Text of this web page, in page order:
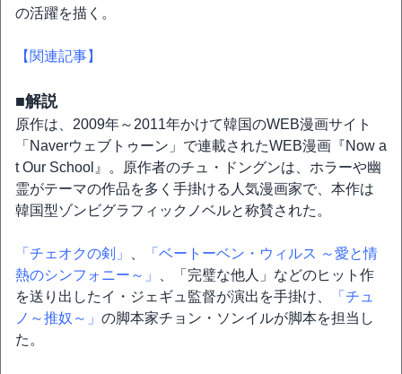
の活躍を描く。
【関連記事】
■解説
原作は、2009年～2011年かけて韓国のWEB漫画サイト
「Naverウェブトゥーン」で連載されたWEB漫画『Now a
t Our School』。原作者のチュ・ドングンは、ホラーや幽
霊がテーマの作品を多く手掛ける人気漫画家で、本作は
韓国型ゾンビグラフィックノベルと称賛された。
「チェオクの剣」
「ベートーベン・ウィルス ～愛と情
熱のシンフォニー～」
、「完璧な他人」などのヒット作
を送り出したイ・ジェギュ監督が演出を手掛け、
「チュ
ノ～推奴～」 の脚本家チョン・ソンイルが脚本を担当し
た。